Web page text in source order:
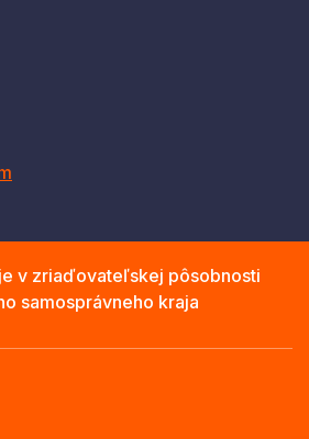
v zriaďovateľskej pôsobnosti
samosprávneho kraja